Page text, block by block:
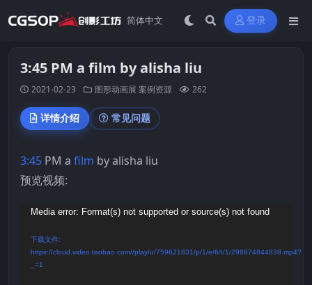
登录
3:45 PM a film by alisha liu
2021-02-23 图形动画展 案例资源 262
详情介绍 常见问题
3:45 PM a film by alisha liu
预览视频:
Media error: Format(s) not supported or source(s) not found
下载文件:
https://cloud.video.taobao.com//play/u/759621831/p/1/e/6/t/1/298674844838.mp4?
_=1